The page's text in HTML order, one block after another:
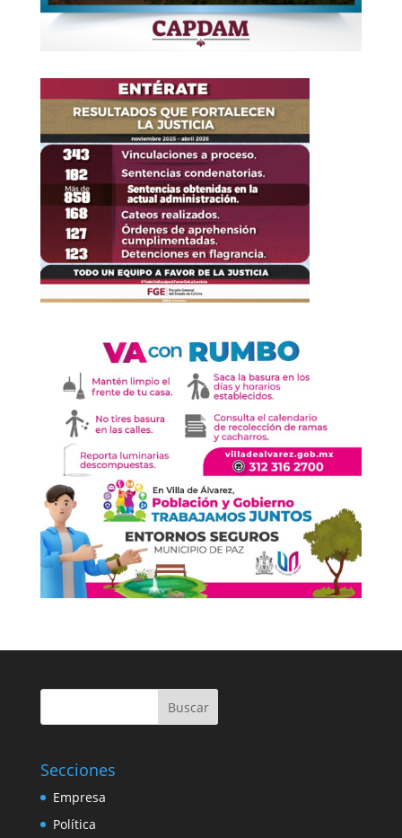
Buscar
Secciones
Empresa
Política